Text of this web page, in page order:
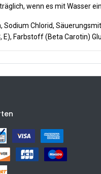
wenn es mit Wasser
Sodium Chlorid,
E), Farbstoff (Beta Carotin)